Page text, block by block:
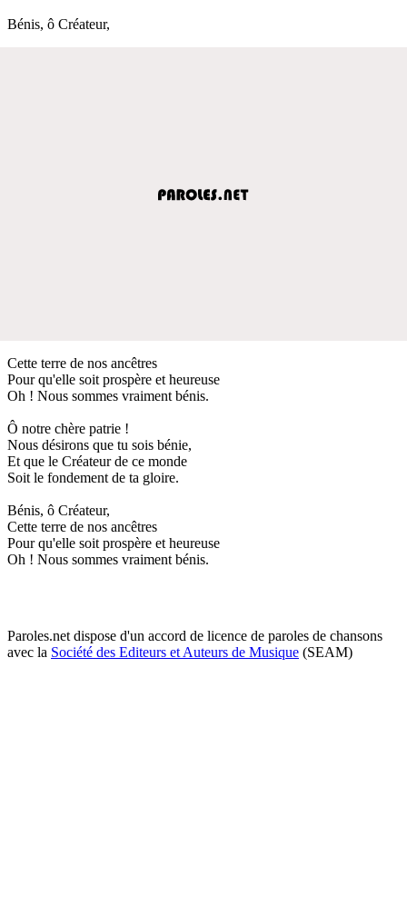
Bénis, ô Créateur,
Cette terre de nos ancêtres
Pour qu'elle soit prospère et heureuse
Oh ! Nous sommes vraiment bénis.
Ô notre chère patrie !
Nous désirons que tu sois bénie,
Et que le Créateur de ce monde
Soit le fondement de ta gloire.
Bénis, ô Créateur,
Cette terre de nos ancêtres
Pour qu'elle soit prospère et heureuse
Oh ! Nous sommes vraiment bénis.
Paroles.net dispose d'un accord de licence de paroles de chansons
avec la Société des Editeurs et Auteurs de Musique (SEAM)